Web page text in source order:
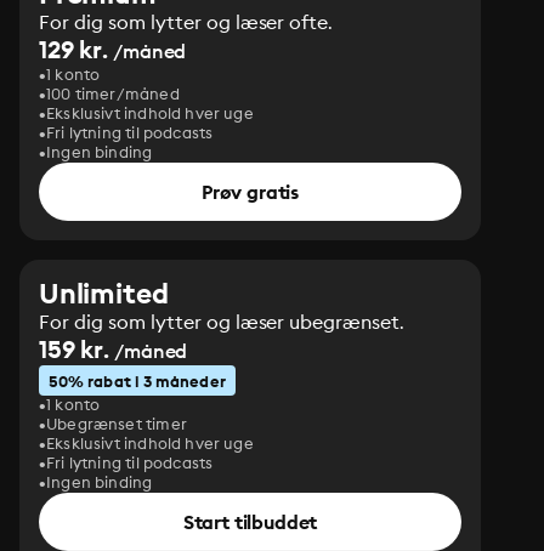
For dig som lytter og læser ofte.
129 kr. /måned
1 konto
100 timer/måned
Eksklusivt indhold hver uge
Fri lytning til podcasts
Ingen binding
Prøv gratis
Unlimited
For dig som lytter og læser ubegrænset.
159 kr. /måned
50% rabat i 3 måneder
1 konto
Ubegrænset timer
Eksklusivt indhold hver uge
Fri lytning til podcasts
Ingen binding
Start tilbuddet